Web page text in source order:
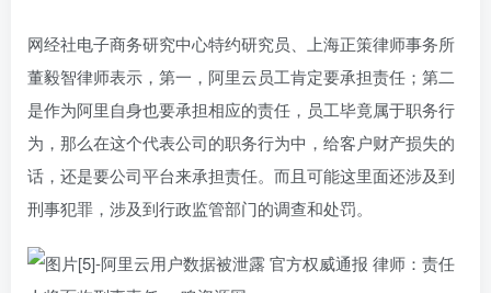
网经社电子商务研究中心特约研究员、上海正策律师事务所
董毅智律师表示，第一，阿里云员工肯定要承担责任；第二
是作为阿里自身也要承担相应的责任，员工毕竟属于职务行
为，那么在这个代表公司的职务行为中，给客户财产损失的
话，还是要公司平台来承担责任。而且可能这里面还涉及到
刑事犯罪，涉及到行政监管部门的调查和处罚。